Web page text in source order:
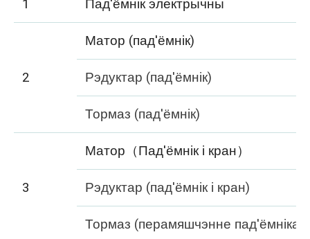
1 Пад'ёмнік электрычны
2
Матор (пад'ёмнік)
Рэдуктар (пад'ёмнік)
Тормаз (пад'ёмнік)
3
Матор（Пад'ёмнік і кран）
Рэдуктар (пад'ёмнік і кран)
Тормаз (перамяшчэнне пад'ёмніка і